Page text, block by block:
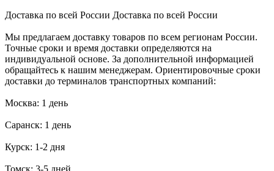
Доставка по всей России Доставка по всей России
Мы предлагаем доставку товаров по всем регионам России.
Точные сроки и время доставки определяются на
индивидуальной основе. За дополнительной информацией
обращайтесь к нашим менеджерам. Ориентировочные сроки
доставки до терминалов транспортных компаний:
Москва: 1 день
Саранск: 1 день
Курск: 1-2 дня
Томск: 3-5 дней